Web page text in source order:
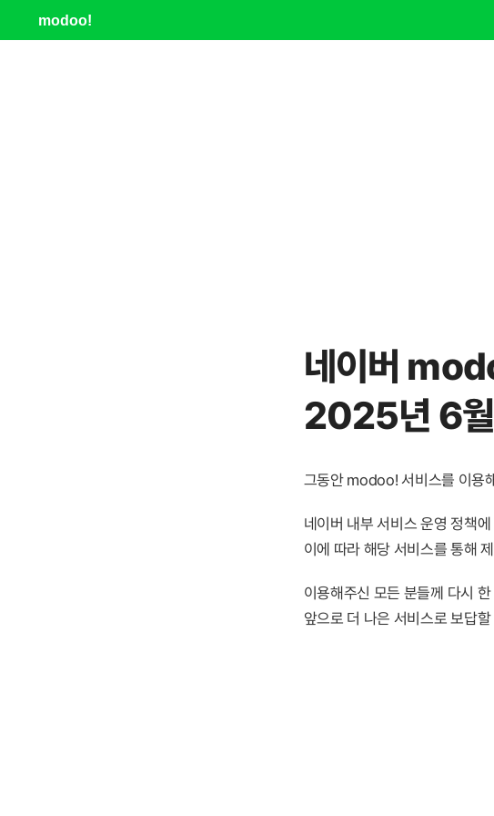
modoo!
네이버
2025년 6
그동안 modoo! 서비스를 이용
네이버 내부 서비스 운영 정책
이에 따라 해당 서비스를 통해
이용해주신 모든 분들께 다시
앞으로 더 나은 서비스로 보답